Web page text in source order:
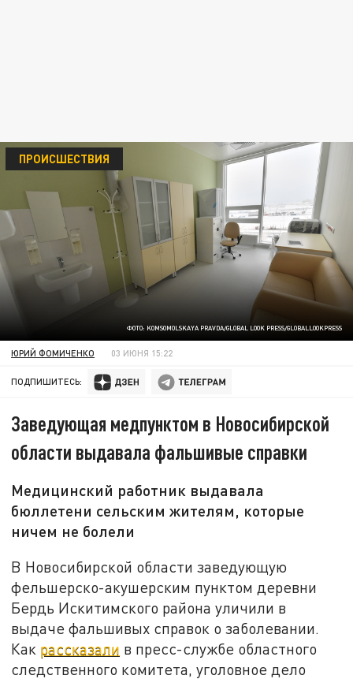
ФОТО: KOMSOMOLSKAYA PRAVDA/GLOBAL LOOK PRESS/GLOBALLOOKPRESS
ПРОИСШЕСТВИЯ
ЮРИЙ ФОМИЧЕНКО 03 ИЮНЯ 15:22
ПОДПИШИТЕСЬ:
Заведующая медпунктом в Новосибирской
области выдавала фальшивые справки
Медицинский работник выдавала
бюллетени сельским жителям, которые
ничем не болели
В Новосибирской области заведующую
фельшерско-акушерским пунктом деревни
Бердь Искитимского района уличили в
выдаче фальшивых справок о заболевании.
Как рассказали в пресс-службе областного
следственного комитета, уголовное дело